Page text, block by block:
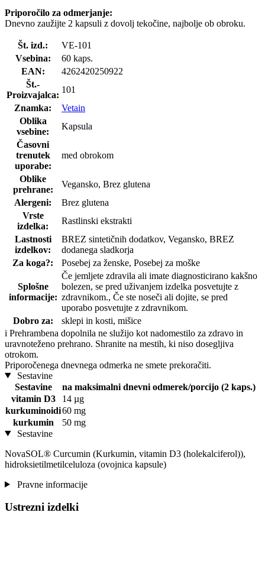
Priporočilo za odmerjanje:
Dnevno zaužijte 2 kapsuli z dovolj tekočine, najbolje ob obroku.
Št. izd.:
VE-101
Vsebina:
60 kaps.
EAN:
4262420250922
Št.-
Proizvajalca:
101
Znamka:
Vetain
Oblika
vsebine:
Kapsula
Časovni
trenutek
uporabe:
med obrokom
Oblike
prehrane:
Vegansko, Brez glutena
Alergeni:
Brez glutena
Vrste
izdelka:
Rastlinski ekstrakti
Lastnosti
izdelkov:
BREZ sintetičnih dodatkov, Vegansko, BREZ
dodanega sladkorja
Za koga?:
Posebej za ženske, Posebej za moške
Splošne
informacije:
Če jemljete zdravila ali imate diagnosticirano kakšno
bolezen, se pred uživanjem izdelka posvetujte z
zdravnikom., Če ste noseči ali dojite, se pred
uporabo posvetujte z zdravnikom.
Dobro za:
sklepi in kosti, mišice
i Prehrambena dopolnila ne služijo kot nadomestilo za zdravo in
uravnoteženo prehrano. Shranite na mestih, ki niso dosegljiva
otrokom.
Priporočenega dnevnega odmerka ne smete prekoračiti.
Sestavine
Sestavine
na maksimalni dnevni odmerek/porcijo (2 kaps.)
vitamin D3
14 µg
kurkuminoidi60 mg
kurkumin
50 mg
Sestavine
NovaSOL® Curcumin (Kurkumin, vitamin D3 (holekalciferol)),
hidroksietilmetilceluloza (ovojnica kapsule)
Pravne informacije
Ustrezni izdelki